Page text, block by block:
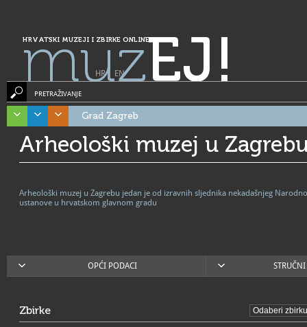
HRVATSKI MUZEJI I ZBIRKE ONLINE
muzEJ!
HR| EN
PRETRAŽIVANJE
Grad Zagreb
Arheološki muzej u
Arheološki muzej u Zagrebu jedan je od izravnih sljednika nekadašnjeg
ustanove u hrvatskom glavnom gradu
OPĆI PODACI
Zbirke